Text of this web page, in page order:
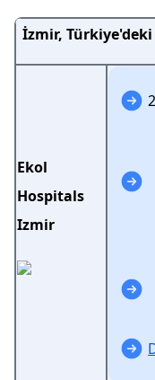
İzmir,
Ekol
Hospitals
Izmir